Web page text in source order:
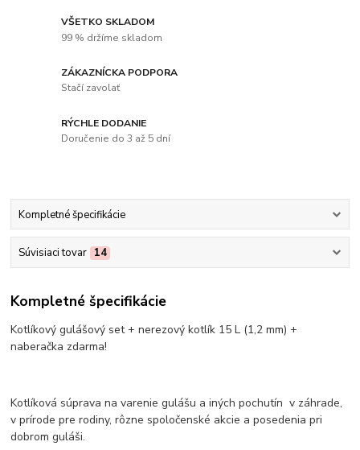
VŠETKO SKLADOM
99 % držíme skladom
ZÁKAZNÍCKA PODPORA
Stačí zavolať
RÝCHLE DODANIE
Doručenie do 3 až 5 dní
Kompletné špecifikácie
Súvisiaci tovar 14
Kompletné špecifikácie
Kotlíkový gulášový set + nerezový kotlík 15 L (1,2 mm) +
naberačka zdarma!
Kotlíková súprava na varenie gulášu a iných pochutín v záhrade,
v prírode pre rodiny, rôzne spoločenské akcie a posedenia pri
dobrom guláši.